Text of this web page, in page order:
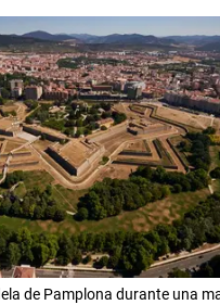
de Pamplona durante una